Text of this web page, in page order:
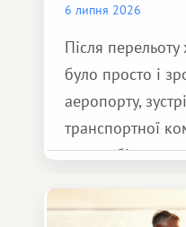
6 липня 2026
Після
було просто і
аеропорту,
транспортної
автомобіль та